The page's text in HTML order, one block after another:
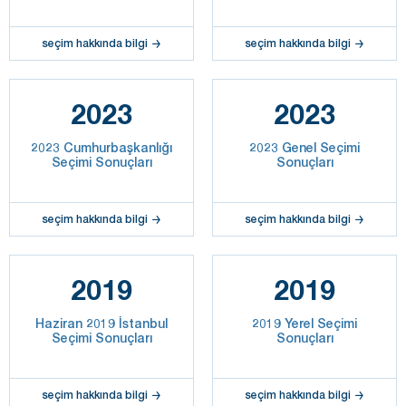
seçim hakkında bilgi seçim hakkında bilgi
2023
2023 Cumhurbaşkanlığı
Seçimi Sonuçları
seçim hakkında bilgi
2023
2023 Genel Seçimi
Sonuçları
seçim hakkında bilgi
2019
Haziran 2019 İstanbul
Seçimi Sonuçları
seçim hakkında bilgi
2019
2019 Yerel Seçimi
Sonuçları
seçim hakkında bilgi